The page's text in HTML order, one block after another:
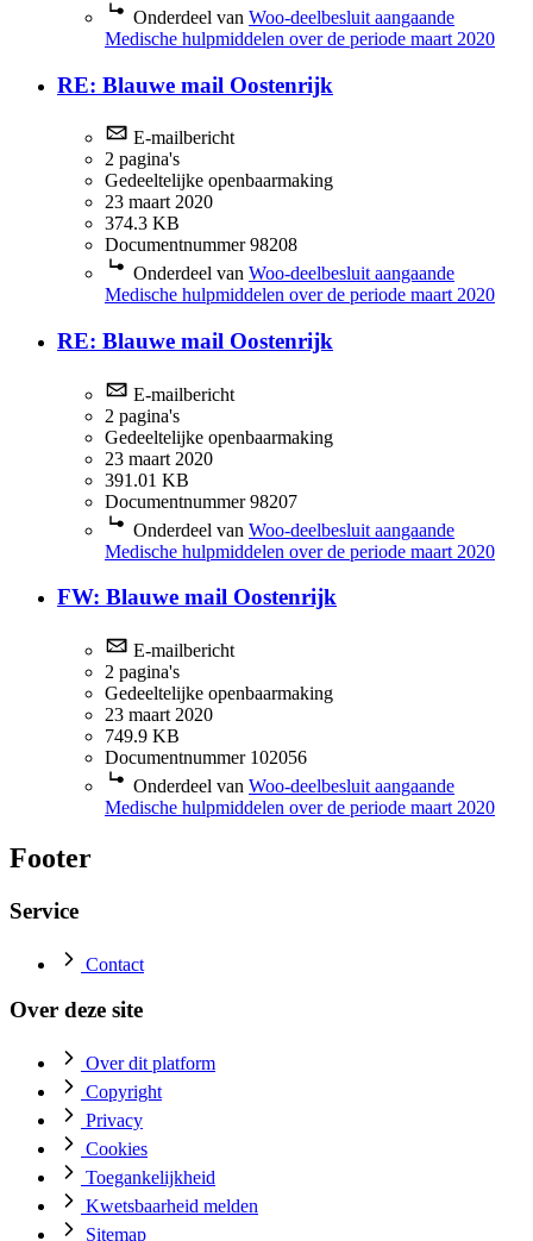
Onderdeel van Woo-deelbesluit aangaande
Medische hulpmiddelen over de periode maart 2020
RE: Blauwe mail Oostenrijk
E-mailbericht
2 pagina's
Gedeeltelijke openbaarmaking
23 maart 2020
374.3 KB
Documentnummer 98208
Onderdeel van Woo-deelbesluit aangaande
Medische hulpmiddelen over de periode maart 2020
RE: Blauwe mail Oostenrijk
E-mailbericht
2 pagina's
Gedeeltelijke openbaarmaking
23 maart 2020
391.01 KB
Documentnummer 98207
Onderdeel van Woo-deelbesluit aangaande
Medische hulpmiddelen over de periode maart 2020
FW: Blauwe mail Oostenrijk
E-mailbericht
2 pagina's
Gedeeltelijke openbaarmaking
23 maart 2020
749.9 KB
Documentnummer 102056
Onderdeel van Woo-deelbesluit aangaande
Medische hulpmiddelen over de periode maart 2020
Footer
Service
Contact
Over deze site
Over dit platform
Copyright
Privacy
Cookies
Toegankelijkheid
Kwetsbaarheid melden
Sitemap